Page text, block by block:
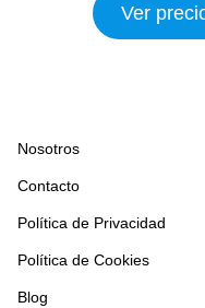
Ver
Nosotros
Contacto
Política de Privacidad
Política de Cookies
Blog